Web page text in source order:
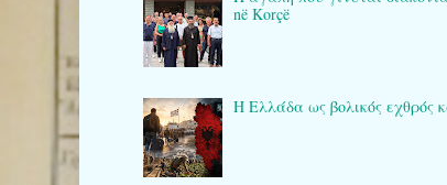
në Korçë
Η Ελλάδα ως βολικός εχθρός